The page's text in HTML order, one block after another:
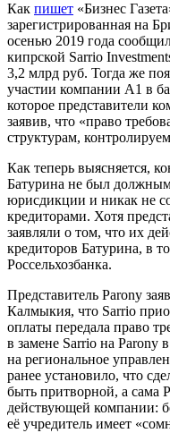
Как пишет «Бизнес
зарегистрированная на
осенью 2019 года
кипрской Sarrio
3,2 млрд руб. Тогда же
участии компании А1 в
которое представители
заявив, что «право
структурам,
Как теперь выясняется,
Батурина не был
юрисдикции и никак не
кредиторами. Хотя
заявляли о том, что их
кредиторов Батурина, в
Россельхозбанка.
Представитель Parony
Калмыкия, что Sarrio
оплаты передала право
в замене Sarrio на Parony
на региональное
ранее установило, что
быть притворной, а сама
действующей компании:
её учредитель имеет